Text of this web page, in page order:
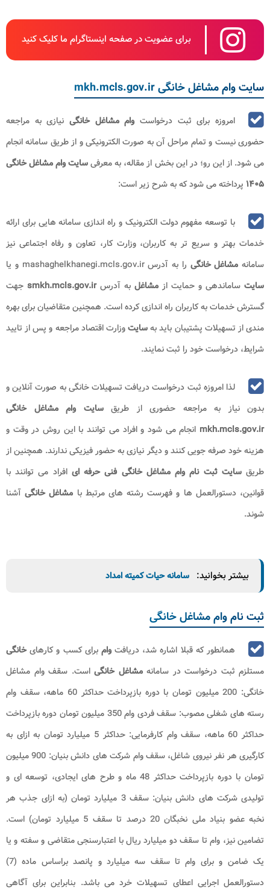
برای عضویت در صفحه اینستاگرام ما کلیک کنید
سایت وام مشاغل خانگی mkh.mcls.gov.ir
امروزه برای ثبت درخواست وام مشاغل خانگی نیازی به مراجعه
حضوری نیست و تمام مراحل آن به صورت الکترونیکی و از طریق سامانه انجام
می شود. از این رو؛ در این بخش از مقاله، به معرفیسایت وام مشاغل خانگی
۱۴۰۵ پرداخته می شود که به شرح زیر است:
با توسعه مفهوم دولت الکترونیک و راه اندازی سامانه هایی برای ارائه
خدمات بهتر و سریع تر به کاربران، وزارت کار، تعاون و رفاه اجتماعی نیز
سامانه مشاغل خانگی را به آدرس mashaghelkhanegi.mcls.gov.ir و یا
سایت ساماندهی و حمایت از مشاغل به آدرسsmkh.mcls.gov.ir جهت
گسترش خدمات به کاربران راه اندازی کرده است. همچنین متقاضیان برای بهره
مندی از تسهیلات پشتیبان باید بهسایتوزارت اقتصاد مراجعه و پس از تایید
شرایط، درخواست خود را ثبت نمایند.
لذا امروزه ثبت درخواست دریافت تسهیلات خانگی به صورت آنلاین و
بدون نیاز به مراجعه حضوری از طریقسایت وام مشاغل خانگی
mkh.mcls.gov.ir انجام می شود و افراد می توانند با این روش در وقت و
هزینه خود صرفه جویی کنند و دیگر نیازی به حضور فیزیکی ندارند. همچنین از
طریقسایت ثبت نام وام مشاغل خانگی فنی حرفه ای افراد می توانند با
قوانین، دستورالعمل ها و فهرست رشته های مرتبط با مشاغل خانگیآشنا
شوند.
بیشتر بخوانید: سامانه حیات کمیته امداد
ثبت نام وام مشاغل خانگی
همانطور که قبلا اشاره شد، دریافتوامبرای کسب و کارهایخانگی
مستلزم ثبت درخواست در سامانهمشاغل خانگی است. سقف وام مشاغل
خانگی: 200 میلیون تومان با دوره بازپرداخت حداکثر 60 ماهه، سقف وام
رسته های شغلی مصوب: سقف فردی وام 350 میلیون تومان دوره بازپرداخت
حداکثر 60 ماهه، سقف وام کارفرمایی: حداکثر 5 میلیارد تومان به ازای به
‌کارگیری هر نفر نیروی شاغل، سقف وام شرکت ‌‌های دانش ‌بنیان: 900 میلیون
تومان با دوره بازپرداخت حداکثر 48 ماه و طرح ‌های ایجادی، توسعه ‌ای و
تولیدی شرکت ‌های دانش ‌بنیان: سقف 3 میلیارد تومان (به ازای جذب هر
نخبه عضو بنیاد ملی نخبگان 20 درصد تا سقف 5 میلیارد تومان) است.
تضامین نیز، وام تا سقف دو میلیارد ریال با اعتبارسنجی متقاضی و سفته و یا
یک ضامن و برای وام تا سقف سه میلیارد و پانصد براساس ماده (7)
دستورالعمل اجرایی اعطای تسهیلات خرد می باشد. بنابراین برای آگاهی